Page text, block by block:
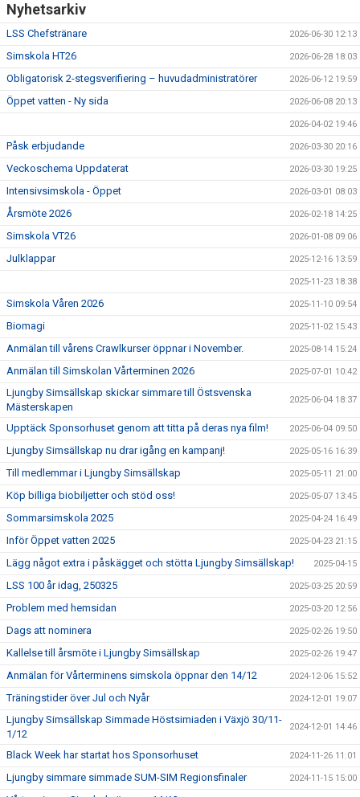
Nyhetsarkiv
LSS Chefstränare 2026-06-30 12:13
Simskola HT26 2026-06-28 18:03
Obligatorisk 2-stegsverifiering – huvudadministratörer 2026-06-12 19:59
Öppet vatten - Ny sida 2026-06-08 20:13
2026-04-02 19:46
Påsk erbjudande 2026-03-30 20:16
Veckoschema Uppdaterat 2026-03-30 19:25
Intensivsimskola - Öppet 2026-03-01 08:03
Årsmöte 2026 2026-02-18 14:25
Simskola VT26 2026-01-08 09:06
Julklappar 2025-12-16 13:59
2025-11-23 18:38
Simskola Våren 2026 2025-11-10 09:54
Biomagi 2025-11-02 15:43
Anmälan till vårens Crawlkurser öppnar i November. 2025-08-14 15:24
Anmälan till Simskolan Vårterminen 2026 2025-07-01 10:42
Ljungby Simsällskap skickar simmare till Östsvenska
Mästerskapen
2025-06-04 18:37
Upptäck Sponsorhuset genom att titta på deras nya film! 2025-06-04 09:50
Ljungby Simsällskap nu drar igång en kampanj! 2025-05-16 16:39
Till medlemmar i Ljungby Simsällskap 2025-05-11 21:00
Köp billiga biobiljetter och stöd oss! 2025-05-07 13:45
Sommarsimskola 2025 2025-04-24 16:49
Inför Öppet vatten 2025 2025-04-23 21:15
Lägg något extra i påskägget och stötta Ljungby Simsällskap! 2025-04-15
LSS 100 år idag, 250325 2025-03-25 20:59
Problem med hemsidan 2025-03-20 12:56
Dags att nominera 2025-02-26 19:50
Kallelse till årsmöte i Ljungby Simsällskap 2025-02-26 19:47
Anmälan för Vårterminens simskola öppnar den 14/12 2024-12-06 15:52
Träningstider över Jul och Nyår 2024-12-01 19:07
Ljungby Simsällskap Simmade Höstsimiaden i Växjö 30/11-
1/12
2024-12-01 14:46
Black Week har startat hos Sponsorhuset 2024-11-26 11:01
Ljungby simmare simmade SUM-SIM Regionsfinaler 2024-11-15 15:00